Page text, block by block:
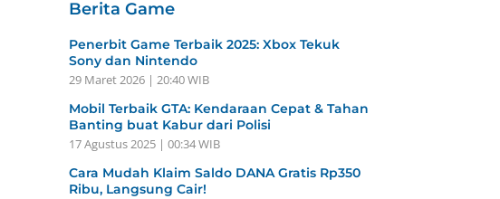
Berita Game
Penerbit Game Terbaik 2025: Xbox Tekuk
Sony dan Nintendo
29 Maret 2026 | 20:40 WIB
Mobil Terbaik GTA: Kendaraan Cepat & Tahan
Banting buat Kabur dari Polisi
17 Agustus 2025 | 00:34 WIB
Cara Mudah Klaim Saldo DANA Gratis Rp350
Ribu, Langsung Cair!